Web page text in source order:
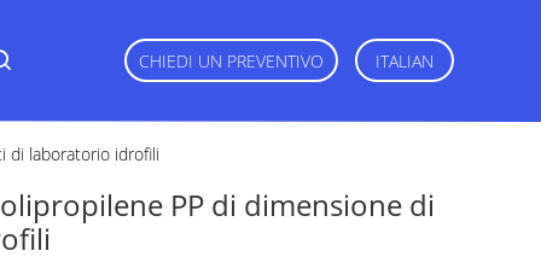
CHIEDI UN PREVENTIVO ITALIAN
di laboratorio idrofili
PP di dimensione di